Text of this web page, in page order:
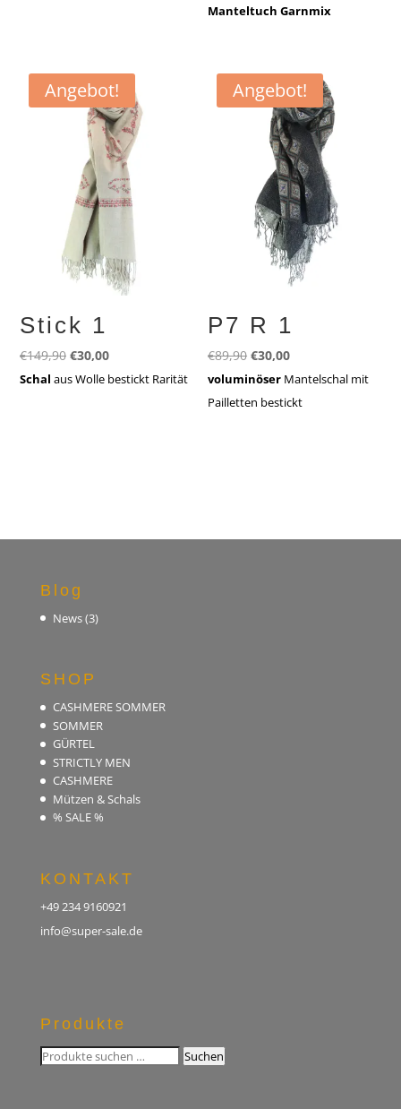
war:
ist:
Manteltuch Garnmix
Angebot!
Stick 1
€149,90 Ursprünglicher
Preis
€30,00Aktueller
Preis
Schal aus Wolle bestickt Rarität
Angebot!
P7 R 1
€89,90 Ursprünglicher
Preis
war:
€30,00Aktueller
Preis
ist:
voluminöser Mantelschal mit
Pailletten bestickt
Blog
News(3)
SHOP
CASHMERE SOMMER
SOMMER
GÜRTEL
STRICTLY MEN
CASHMERE
Mützen & Schals
% SALE %
KONTAKT
+49 234 9160921
info@super-sale.de
Produkte
Suchen
nach: Suchen